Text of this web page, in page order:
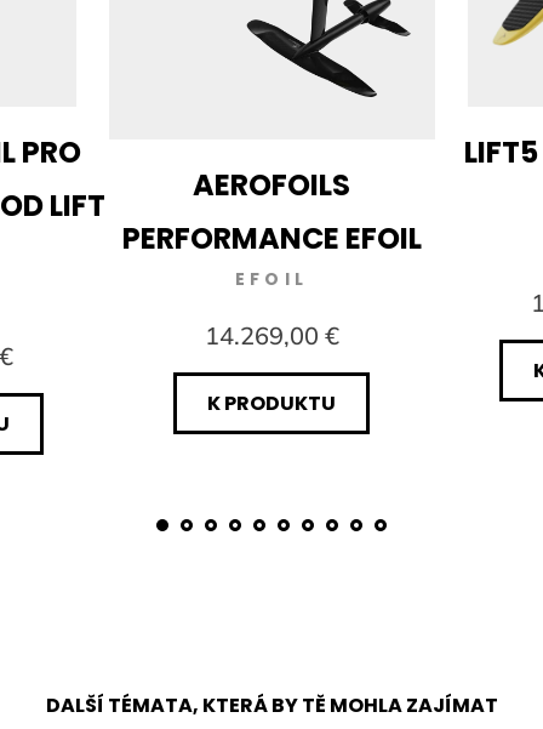
PRO
LIFT
AEROFOILS
PERFORMANCE EFOIL
EFOIL
14.269,00 €
K PRODUKTU
DALŠÍ TÉMATA, KTERÁ BY TĚ MOHLA ZAJÍMAT